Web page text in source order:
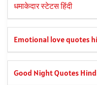
धमाकेदार स्टेटस हिंदी
Emotional love quotes
Good Night Quotes